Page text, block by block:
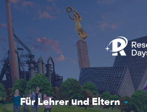
Für Lehrer und Eltern